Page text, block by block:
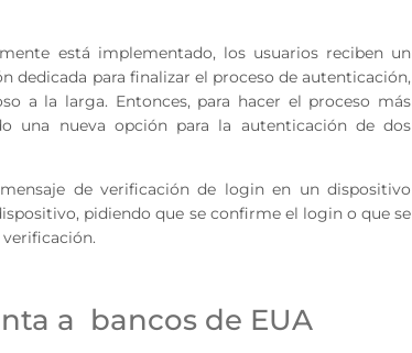
está implementado, los usuarios reciben un
dedicada para finalizar el proceso de autenticación,
a la larga. Entonces, para hacer el proceso más
una nueva opción para la autenticación de dos
de verificación de login en un dispositivo
pidiendo que se confirme el login o que se
a bancos de EUA